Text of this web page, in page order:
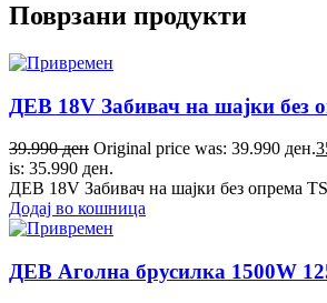
Поврзани продукти
ДЕВ 18V Забивач на шајки без
39.990ден Original price was: 39.990 ден.
is: 35.990 ден.
ДЕВ 18V Забивач на шајки без опрема
Додај во кошница
ДЕВ Аголна брусилка 1500W